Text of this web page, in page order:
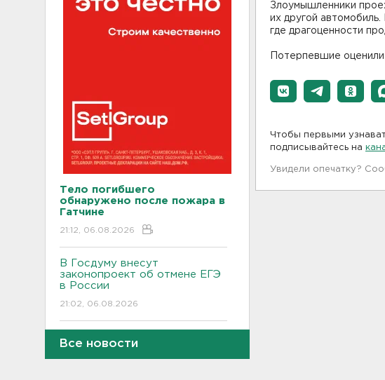
Тело погибшего
обнаружено после пожара в
Гатчине
21:12, 06.08.2026
В Госдуму внесут
законопроект об отмене ЕГЭ
в России
21:02, 06.08.2026
Волонтеры "ЛизаАлерт"
нашли 320 человек за месяц в
Ленобласти и Петербурге
Все новости
Злоумышленники
их другой
где драгоценности
Потерпевшие
Чтобы первыми
подписывайтесь на
Увидели опечатку?